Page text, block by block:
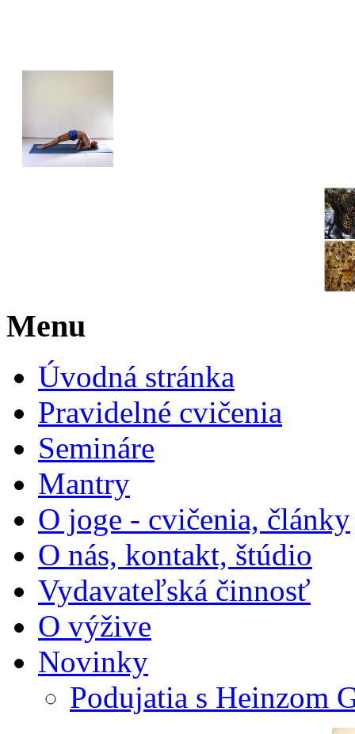
Menu
Úvodná stránka
Pravidelné cvičenia
Semináre
Mantry
O joge - cvičenia, články
O nás, kontakt, štúdio
Vydavateľská činnosť
O výžive
Novinky
Podujatia s Heinzom